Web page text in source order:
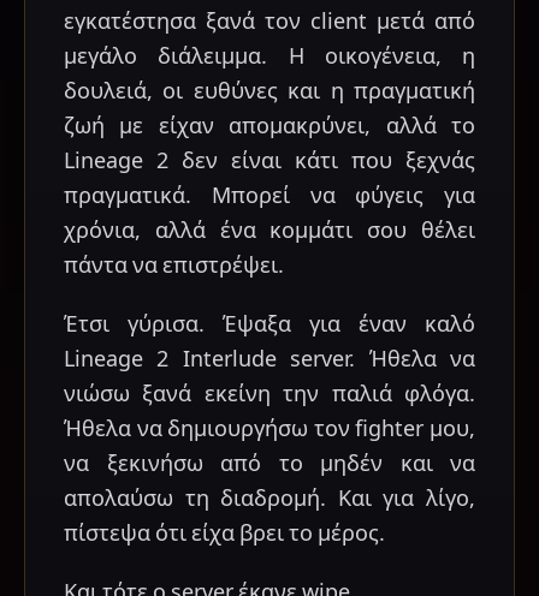
εγκατέστησα ξανά τον client μετά από
μεγάλο διάλειμμα. Η οικογένεια, η
δουλειά, οι ευθύνες και η πραγματική
ζωή με είχαν απομακρύνει, αλλά το
Lineage 2 δεν είναι κάτι που ξεχνάς
πραγματικά. Μπορεί να φύγεις για
χρόνια, αλλά ένα κομμάτι σου θέλει
πάντα να επιστρέψει.
Έτσι γύρισα. Έψαξα για έναν καλό
Lineage 2 Interlude server. Ήθελα να
νιώσω ξανά εκείνη την παλιά φλόγα.
Ήθελα να δημιουργήσω τον fighter μου,
να ξεκινήσω από το μηδέν και να
απολαύσω τη διαδρομή. Και για λίγο,
πίστεψα ότι είχα βρει το μέρος.